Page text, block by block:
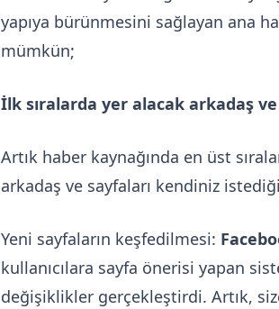
yapıya bürünmesini sağlayan ana
mümkün;
İlk sıralarda yer alacak arkadaş
Artık haber kaynağında en üst
arkadaş ve sayfaları kendiniz
Yeni sayfaların keşfedilmesi:
kullanıcılara sayfa önerisi yapan
değişiklikler gerçekleştirdi. Artık,